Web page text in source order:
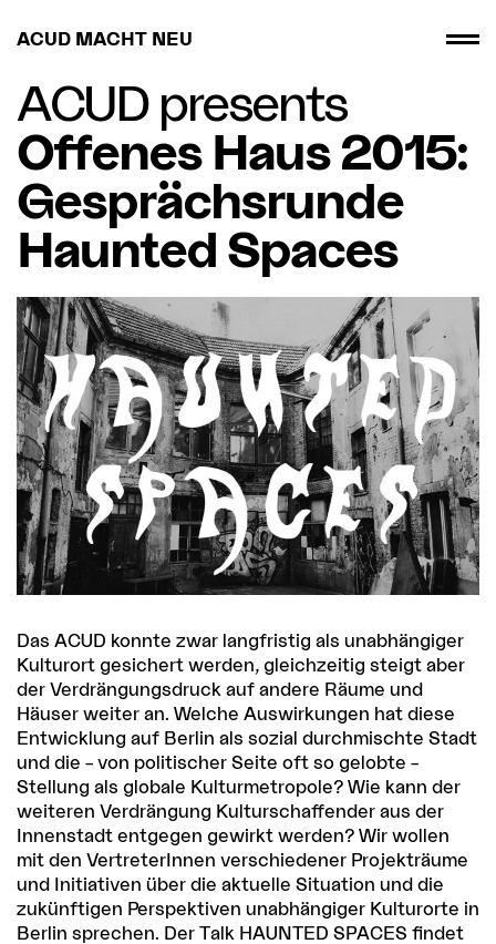
ACUD MACHT NEU
ACUD presents
Offenes Haus 2015:
Gesprächsrunde
Haunted Spaces
Das ACUD konnte zwar langfristig als unabhängiger
Kulturort gesichert werden, gleichzeitig steigt aber
der Verdrängungsdruck auf andere Räume und
Häuser weiter an. Welche Auswirkungen hat diese
Entwicklung auf Berlin als sozial durchmischte Stadt
und die – von politischer Seite oft so gelobte –
Stellung als globale Kulturmetropole? Wie kann der
weiteren Verdrängung Kulturschaffender aus der
Innenstadt entgegen gewirkt werden? Wir wollen
mit den VertreterInnen verschiedener Projekträume
und Initiativen über die aktuelle Situation und die
zukünftigen Perspektiven unabhängiger Kulturorte in
Berlin sprechen. Der Talk HAUNTED SPACES findet